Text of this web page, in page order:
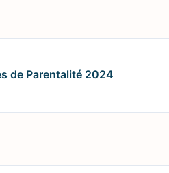
de Parentalité 2024